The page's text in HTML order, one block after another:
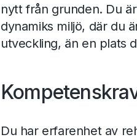
nytt från grunden. Du
dynamiks miljö, där du
utveckling, än en plats
Du har erfarenhet av